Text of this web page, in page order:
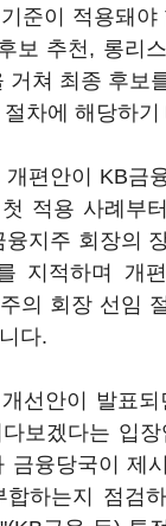
준이 적용돼야
보 추천, 롱리
거쳐 최종 후보
차에 해당하
편안이 KB금
적용 사례부
지주 회장의
지적하며 개
의 회장 선임
다.
선안이 발표
보겠다는 입
금융당국이 제
하는지 점검